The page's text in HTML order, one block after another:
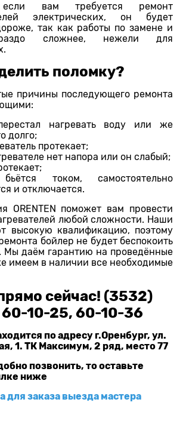
вам требуется ремонт
электрических, он будет
так как работы по замене и
сложнее, нежели для
поломку?
причины последующего ремонта
нагревать воду или же
долго;
протекает;
нет напора или он слабый;
током, самостоятельно
и отключается.
ORENTEN поможет вам провести
любой сложности. Наши
высокую квалификацию, поэтому
бойлер не будет беспокоить
Мы даём гарантию на проведённые
имеем в наличии все необходимые
сейчас! (3532)
10-25, 60-10-36
по адресу г.Оренбург, ул.
1. ТК Максимум, 2 ряд, место 77
позвонить, то оставьте
ниже
заказа выезда мастера